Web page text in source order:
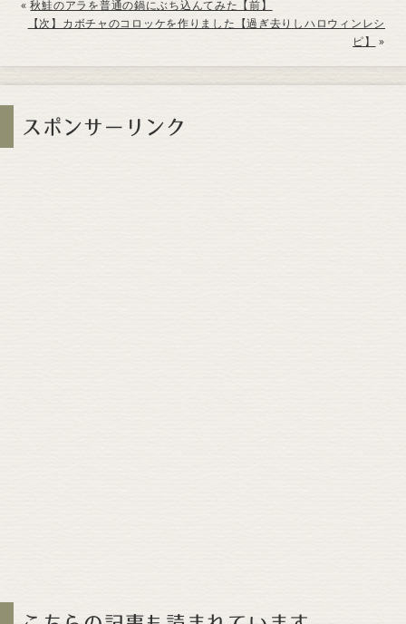
«秋鮭のアラを普通の鍋にぶち込んてみた【前】
【次】カボチャのコロッケを作りました【過ぎ去りしハロウィンレシ
ピ】
»
スポンサーリンク